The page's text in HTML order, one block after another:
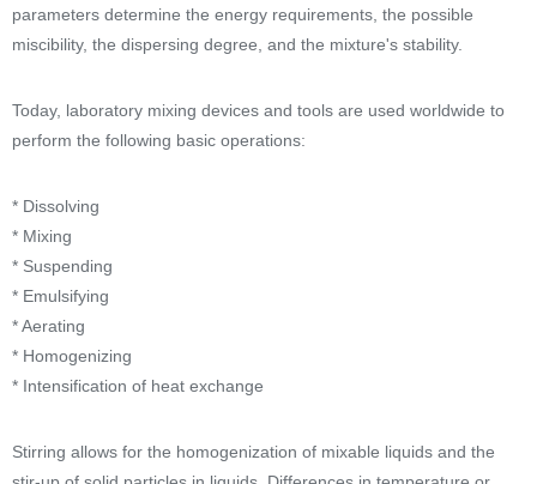
parameters determine the energy requirements, the possible
miscibility, the dispersing degree, and the mixture's stability.
Today, laboratory mixing devices and tools are used worldwide to
perform the following basic operations:
* Dissolving
* Mixing
* Suspending
* Emulsifying
* Aerating
* Homogenizing
* Intensification of heat exchange
Stirring allows for the homogenization of mixable liquids and the